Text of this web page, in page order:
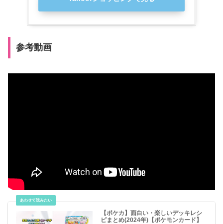
参考動画
【ポケカ】面白い・楽しいデッキレシ
ピまとめ(2024年)【ポケモンカード】